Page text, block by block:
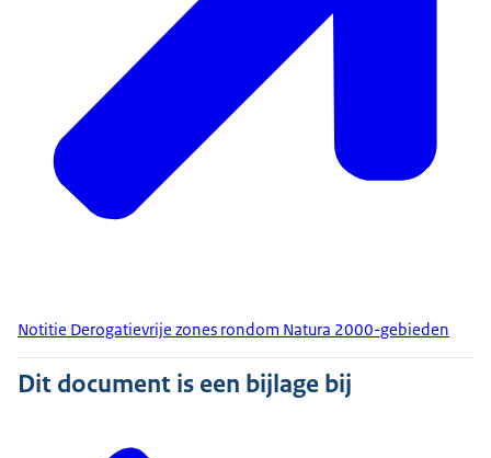
Notitie Derogatievrije zones rondom Natura 2000-gebieden
Dit document is een bijlage bij